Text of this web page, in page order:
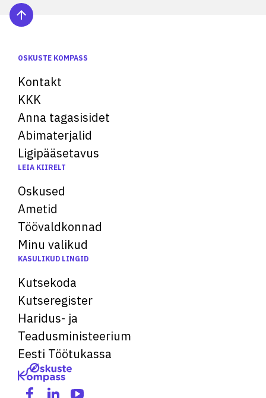
OSKUSTE KOMPASS
Kontakt
KKK
Anna tagasisidet
Abimaterjalid
Ligipääsetavus
LEIA KIIRELT
Oskused
Ametid
Töövaldkonnad
Minu valikud
KASULIKUD LINGID
Kutsekoda
Kutseregister
Haridus- ja
Teadusministeerium
Eesti Töötukassa